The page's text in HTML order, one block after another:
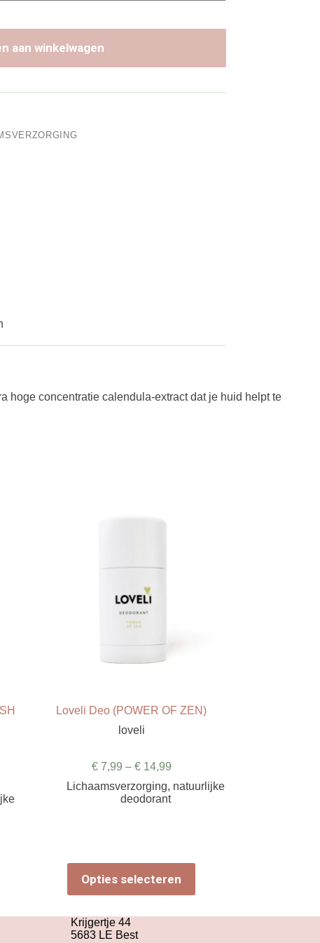
aan winkelwagen
hoge concentratie calendula-extract dat je huid helpt te
Loveli Deo (POWER OF ZEN)
loveli
€7,99 – €14,99
Lichaamsverzorging, natuurlijke
deodorant
Opties selecteren
product
heeft
variaties.
Deze
Krijgertje 44
5683 LE Best